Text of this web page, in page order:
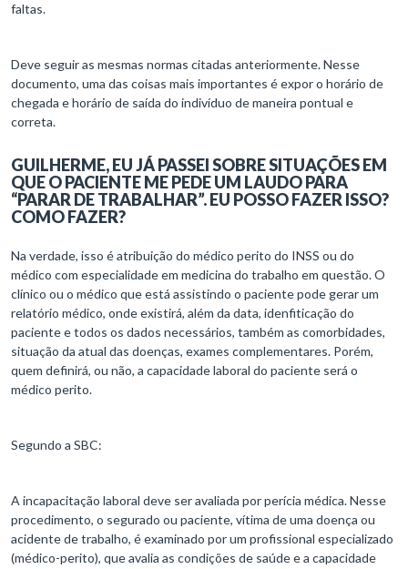
faltas.
Deve seguir as mesmas normas citadas anteriormente. Nesse
documento, uma das coisas mais importantes é expor o horário de
chegada e horário de saída do indivíduo de maneira pontual e
correta.
GUILHERME, EU JÁ PASSEI SOBRE SITUAÇÕES EM
QUE O PACIENTE ME PEDE UM LAUDO PARA
“PARAR DE TRABALHAR”. EU POSSO FAZER ISSO?
COMO FAZER?
Na verdade, isso é atribuição do médico perito do INSS ou do
médico com especialidade em medicina do trabalho em questão. O
clínico ou o médico que está assistindo o paciente pode gerar um
relatório médico, onde existirá, além da data, idenfiticação do
paciente e todos os dados necessários, também as comorbidades,
situação da atual das doenças, exames complementares. Porém,
quem definirá, ou não, a capacidade laboral do paciente será o
médico perito.
Segundo a SBC:
A incapacitação laboral deve ser avaliada por perícia médica. Nesse
procedimento, o segurado ou paciente, vítima de uma doença ou
acidente de trabalho, é examinado por um profissional especializado
(médico-perito), que avalia as condições de saúde e a capacidade